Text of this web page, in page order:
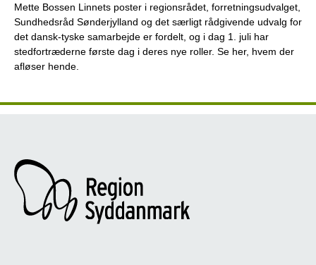
Mette Bossen Linnets poster i regionsrådet, forretningsudvalget,
Sundhedsråd Sønderjylland og det særligt rådgivende udvalg for
det dansk-tyske samarbejde er fordelt, og i dag 1. juli har
stedfortræderne første dag i deres nye roller. Se her, hvem der
afløser hende.